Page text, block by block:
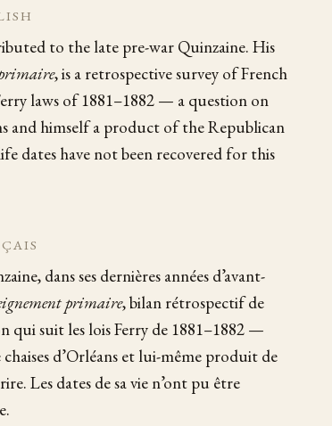
to the late pre-war Quinzaine. His
, is a retrospective survey of French
laws of 1881–1882 — a question on
and himself a product of the Republican
dates have not been recovered for this
dans ses dernières années d’avant-
primaire, bilan rétrospectif de
qui suit les lois Ferry de 1881–1882 —
d’Orléans et lui-même produit de
Les dates de sa vie n’ont pu être